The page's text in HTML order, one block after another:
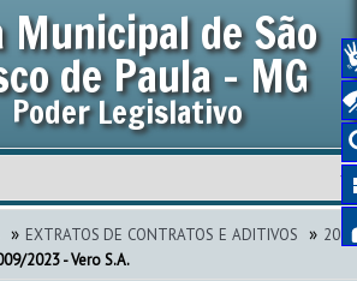
Municipal de São
de Paula - MG
Poder Legislativo
» EXTRATOS DE CONTRATOS E ADITIVOS » 2023
2023 - Vero S.A.